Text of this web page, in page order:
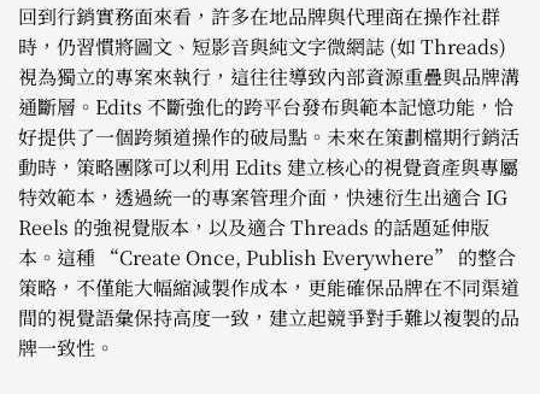
回到行銷實務面來看，許多在地品牌與代理商在操作社群
時，仍習慣將圖文、短影音與純文字微網誌 (如 Threads)
視為獨立的專案來執行，這往往導致內部資源重疊與品牌溝
通斷層。Edits 不斷強化的跨平台發布與範本記憶功能，恰
好提供了一個跨頻道操作的破局點。未來在策劃檔期行銷活
動時，策略團隊可以利用 Edits 建立核心的視覺資產與專屬
特效範本，透過統一的專案管理介面，快速衍生出適合 IG
Reels 的強視覺版本，以及適合 Threads 的話題延伸版
本。這種 “Create Once, Publish Everywhere” 的整合
策略，不僅能大幅縮減製作成本，更能確保品牌在不同渠道
間的視覺語彙保持高度一致，建立起競爭對手難以複製的品
牌一致性。